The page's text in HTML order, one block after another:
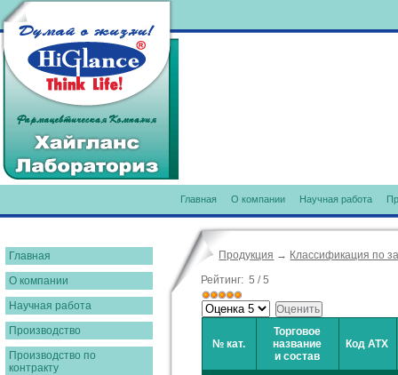
Главная О компании Научная работа
Главная
О компании
Научная работа
Производство
Производство по
контракту
Продукция → Классификация по
Рейтинг:5 /5
№ кат.
Торговое
название
и состав
Код АТХ